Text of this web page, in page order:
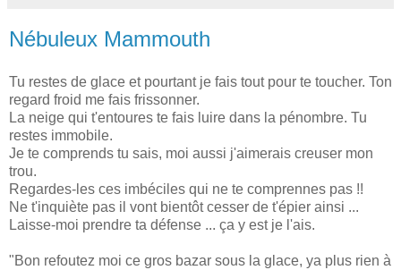
Nébuleux Mammouth
Tu restes de glace et pourtant je fais tout pour te toucher. Ton
regard froid me fais frissonner.
La neige qui t'entoures te fais luire dans la pénombre. Tu
restes immobile.
Je te comprends tu sais, moi aussi j'aimerais creuser mon
trou.
Regardes-les ces imbéciles qui ne te comprennes pas !!
Ne t'inquiète pas il vont bientôt cesser de t'épier ainsi ...
Laisse-moi prendre ta défense ... ça y est je l'ais.
"Bon refoutez moi ce gros bazar sous la glace, ya plus rien à